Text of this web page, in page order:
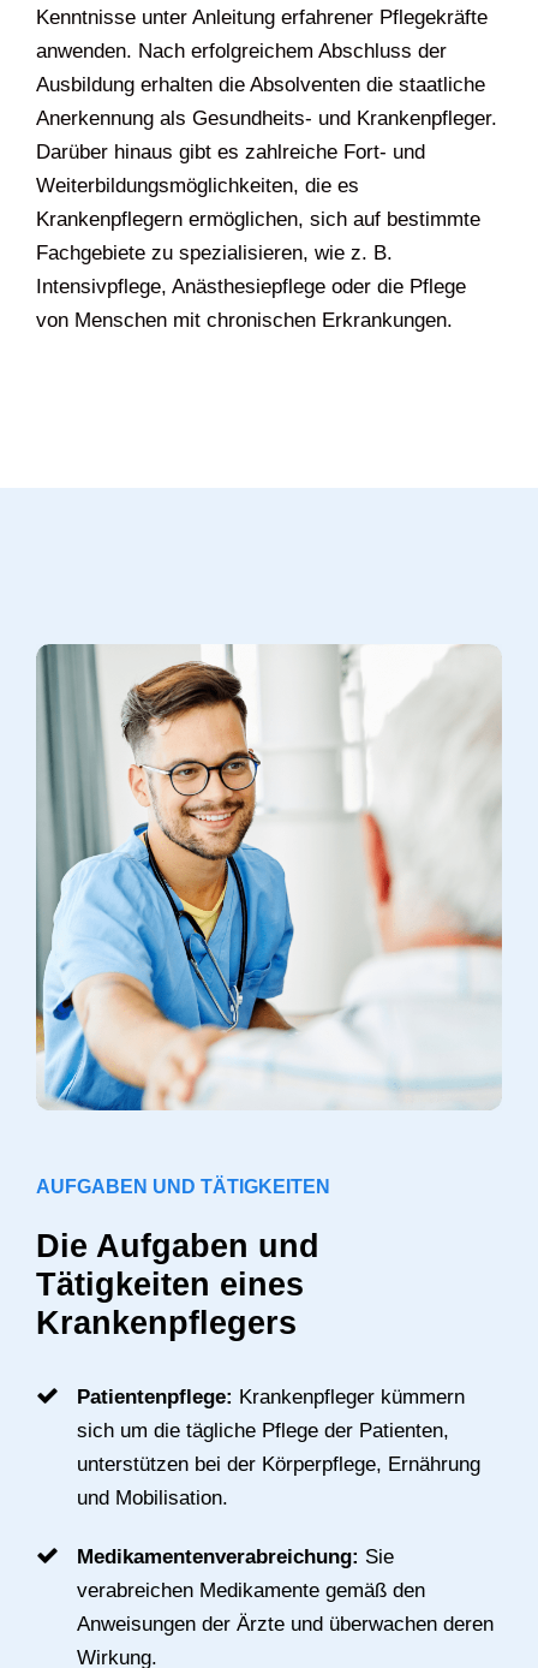
Kenntnisse unter Anleitung erfahrener Pflegekräfte
anwenden. Nach erfolgreichem Abschluss der
Ausbildung erhalten die Absolventen die staatliche
Anerkennung als Gesundheits- und Krankenpfleger.
Darüber hinaus gibt es zahlreiche Fort- und
Weiterbildungsmöglichkeiten, die es
Krankenpflegern ermöglichen, sich auf bestimmte
Fachgebiete zu spezialisieren, wie z. B.
Intensivpflege, Anästhesiepflege oder die Pflege
von Menschen mit chronischen Erkrankungen.
AUFGABEN UND TÄTIGKEITEN
Die Aufgaben und
Tätigkeiten eines
Krankenpflegers
Patientenpflege: Krankenpfleger kümmern
sich um die tägliche Pflege der Patienten,
unterstützen bei der Körperpflege, Ernährung
und Mobilisation.
Medikamentenverabreichung: Sie
verabreichen Medikamente gemäß den
Anweisungen der Ärzte und überwachen deren
Wirkung.